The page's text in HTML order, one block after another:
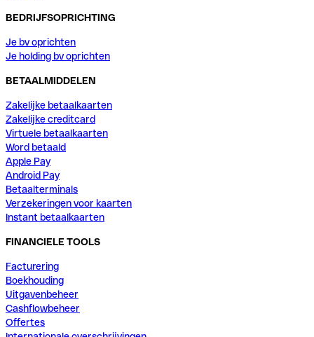
BEDRIJFSOPRICHTING
Je bv oprichten
Je holding bv oprichten
BETAALMIDDELEN
Zakelijke betaalkaarten
Zakelijke creditcard
Virtuele betaalkaarten
Word betaald
Apple Pay
Android Pay
Betaalterminals
Verzekeringen voor kaarten
Instant betaalkaarten
FINANCIELE TOOLS
Facturering
Boekhouding
Uitgavenbeheer
Cashflowbeheer
Offertes